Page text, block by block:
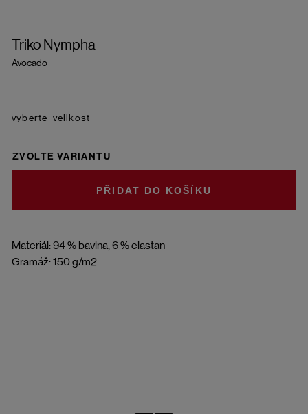
Triko Nympha
Avocado
Materiál: 94 % bavlna, 6 % elastan
Gramáž: 150 g/m2
velikost
ZVOLTE VARIANTU
DO KOŠÍKU